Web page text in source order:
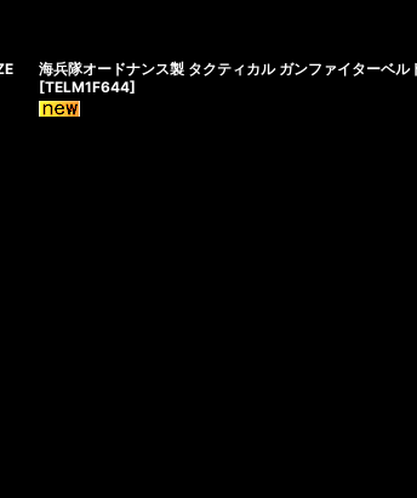
海兵隊オードナンス製 タクティカル ガンファイターベ
[TELM1F644]